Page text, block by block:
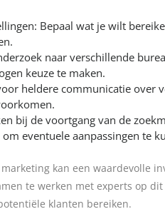
Bepaal wat je wilt
naar verschillende
keuze te maken.
heldere communicatie over
bij de voortgang van de
eventuele aanpassingen te
kan een waardevolle
te werken met experts op
klanten bereiken.